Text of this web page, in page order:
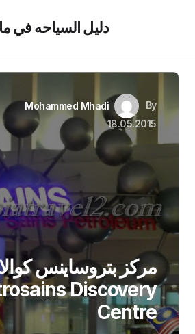
دليل السياحه في
By
Mohammed Mhadi
18.05.2015
مركز بتروساينس
Discovery
Centre